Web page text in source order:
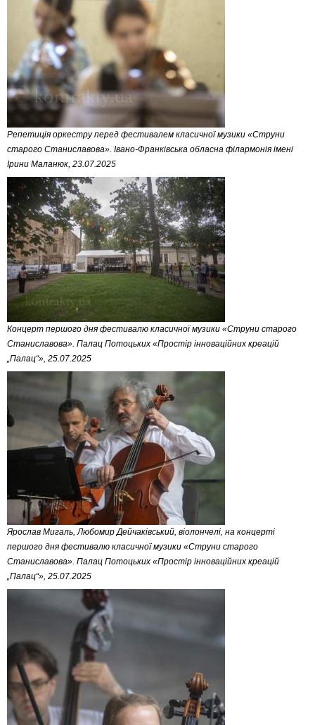
Репетиція оркестру перед фестивалем класичної музики «Струни
старого Станиславова». Івано-Франківська обласна філармонія імені
Ірини Маланюк, 23.07.2025
Концерт першого дня фестивалю класичної музики «Струни старого
Станиславова». Палац Потоцьких «Простір інноваційних креацій
„Палац“», 25.07.2025
Ярослав Мигаль, Любомир Дейчаківський, віолончелі, на концерті
першого дня фестивалю класичної музики «Струни старого
Станиславова». Палац Потоцьких «Простір інноваційних креацій
„Палац“», 25.07.2025